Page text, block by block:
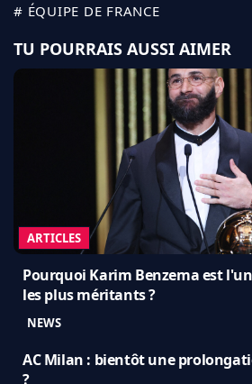
# ÉQUIPE DE FRANCE
TU POURRAIS AUSSI AIMER
ARTICLES
Pourquoi Karim Benzema est
les plus méritants ?
NEWS
AC Milan : bientôt une
?